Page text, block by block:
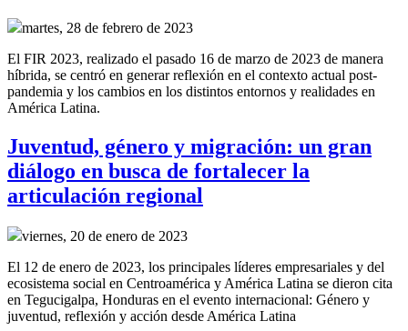
martes, 28 de febrero de 2023
El FIR 2023, realizado el pasado 16 de marzo de 2023 de manera
híbrida, se centró en generar reflexión en el contexto actual post-
pandemia y los cambios en los distintos entornos y realidades en
América Latina.
Juventud, género y migración: un gran
diálogo en busca de fortalecer la
articulación regional
viernes, 20 de enero de 2023
El 12 de enero de 2023, los principales líderes empresariales y del
ecosistema social en Centroamérica y América Latina se dieron cita
en Tegucigalpa, Honduras en el evento internacional: Género y
juventud, reflexión y acción desde América Latina